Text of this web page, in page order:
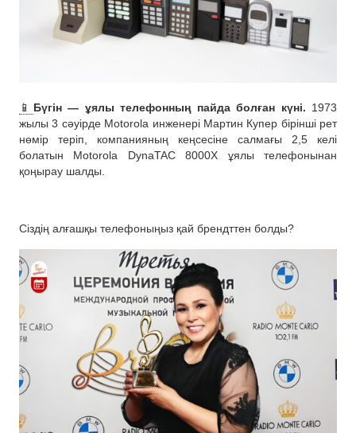
📱 Бүгін — ұялы телефонның пайда болған күні. 1973
жылы 3 сәуірде Motorola инженері Мартин Купер бірінші рет
нөмір теріп, компанияның кеңсесіне салмағы 2,5 келі
болатын Motorola DynaTAC 8000X ұялы телефонынан
қоңырау шалды.
Сіздің алғашқы телефоныңыз қай брендттен болды?